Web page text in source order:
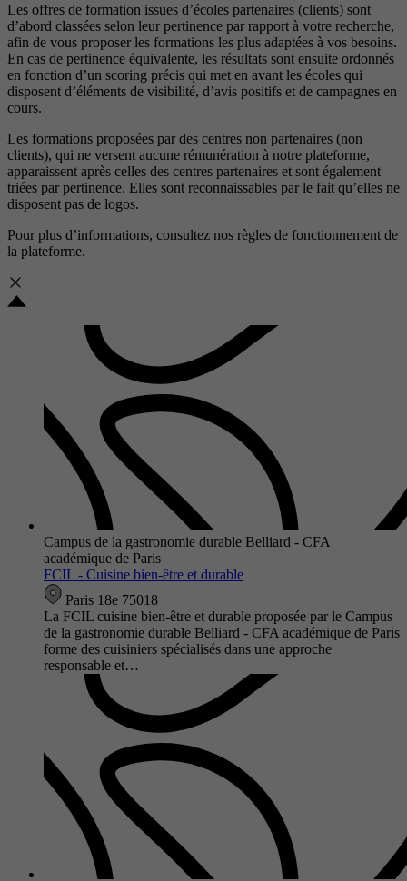
Les offres de formation issues d’écoles partenaires (clients) sont
d’abord classées selon leur pertinence par rapport à votre recherche,
afin de vous proposer les formations les plus adaptées à vos besoins.
En cas de pertinence équivalente, les résultats sont ensuite ordonnés
en fonction d’un scoring précis qui met en avant les écoles qui
disposent d’éléments de visibilité, d’avis positifs et de campagnes en
cours.
Les formations proposées par des centres non partenaires (non
clients), qui ne versent aucune rémunération à notre plateforme,
apparaissent après celles des centres partenaires et sont également
triées par pertinence. Elles sont reconnaissables par le fait qu’elles ne
disposent pas de logos.
Pour plus d’informations, consultez nos règles de fonctionnement de
la plateforme.
Campus de la gastronomie durable Belliard - CFA
académique de Paris
FCIL - Cuisine bien-être et durable
Paris 18e 75018
La FCIL cuisine bien-être et durable proposée par le Campus
de la gastronomie durable Belliard - CFA académique de Paris
forme des cuisiniers spécialisés dans une approche
responsable et…